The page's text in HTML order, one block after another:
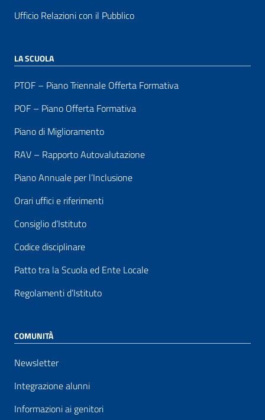
Ufficio Relazioni con il Pubblico
LA SCUOLA
PTOF – Piano Triennale Offerta Formativa
POF – Piano Offerta Formativa
Piano di Miglioramento
RAV – Rapporto Autovalutazione
Piano Annuale per l’Inclusione
Orari uffici e riferimenti
Consiglio d’Istituto
Codice disciplinare
Patto tra la Scuola ed Ente Locale
Regolamenti d’Istituto
COMUNITÀ
Newsletter
Integrazione alunni
Informazioni ai genitori